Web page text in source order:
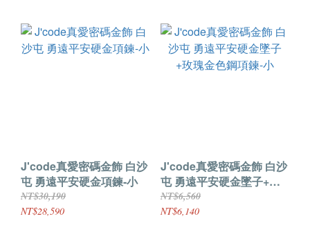
J'code真愛密碼金飾 白沙
屯 勇遠平安硬金項鍊-小
NT$30,190
NT$28,590
J'code真愛密碼金飾 白沙
屯 勇遠平安硬金墜子+玫
瑰金色鋼項鍊-小
NT$6,560
NT$6,140